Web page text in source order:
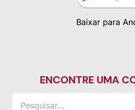
Baixar para
ENCONTRE UMA